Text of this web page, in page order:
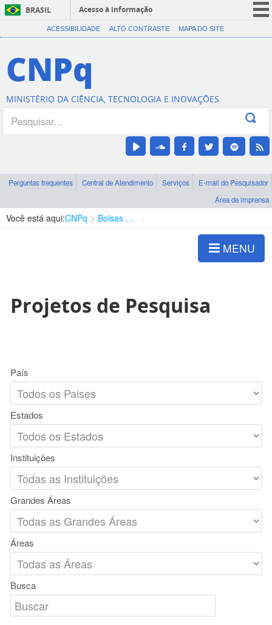
BRASIL
Acesso à informação
CORONAVÍRUS (COVID-19)
Canais
ACESSIBILIDADE ALTO CONTRASTE MAPA DO SITE
CNPq
MINISTÉRIO DA CIÊNCIA, TECNOLOGIA E INOVAÇÕES
Perguntas frequentes Central de Atendimento Serviços
E-mail do Pesquisador
Área de imprensa
Você está aqui:CNPq Bolsas e Auxílios Vigentes
MENU
Projetos de Pesquisa
País
Estados
Instituições
Grandes Áreas
Áreas
Busca